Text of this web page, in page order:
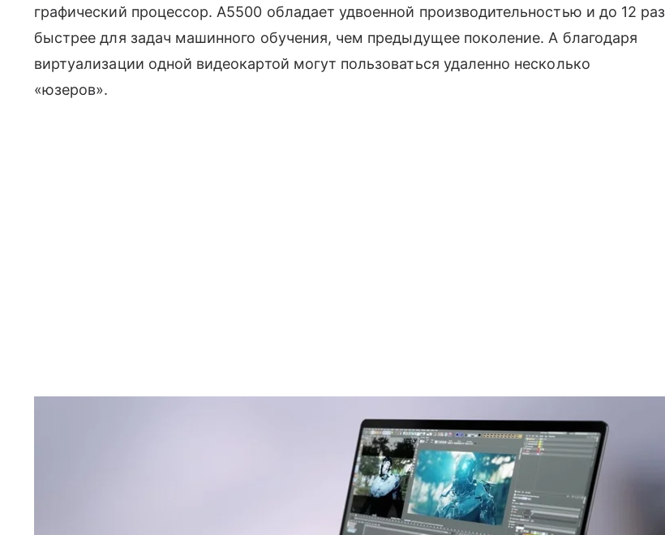
графический процессор. A5500 обладает удвоенной производительностью и до 12 раз
быстрее для задач машинного обучения, чем предыдущее поколение. А благодаря
виртуализации одной видеокартой могут пользоваться удаленно несколько
«юзеров».